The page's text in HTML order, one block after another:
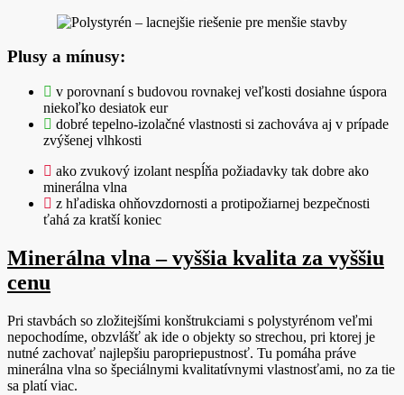
Plusy a mínusy:
v porovnaní s budovou rovnakej veľkosti dosiahne úspora
niekoľko desiatok eur
dobré tepelno-izolačné vlastnosti si zachováva aj v prípade
zvýšenej vlhkosti
ako zvukový izolant nespĺňa požiadavky tak dobre ako
minerálna vlna
z hľadiska ohňovzdornosti a protipožiarnej bezpečnosti
ťahá za kratší koniec
Minerálna vlna – vyššia kvalita za vyššiu
cenu
Pri stavbách so zložitejšími konštrukciami s polystyrénom veľmi
nepochodíme, obzvlášť ak ide o objekty so strechou, pri ktorej je
nutné zachovať najlepšiu paropriepustnosť. Tu pomáha práve
minerálna vlna so špeciálnymi kvalitatívnymi vlastnosťami, no za tie
sa platí viac.